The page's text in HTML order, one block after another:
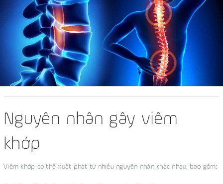
Nguyên nhân gây viêm
khớp
Viêm khớp có thể xuất phát từ nhiều nguyên nhân khác nhau, bao gồm: